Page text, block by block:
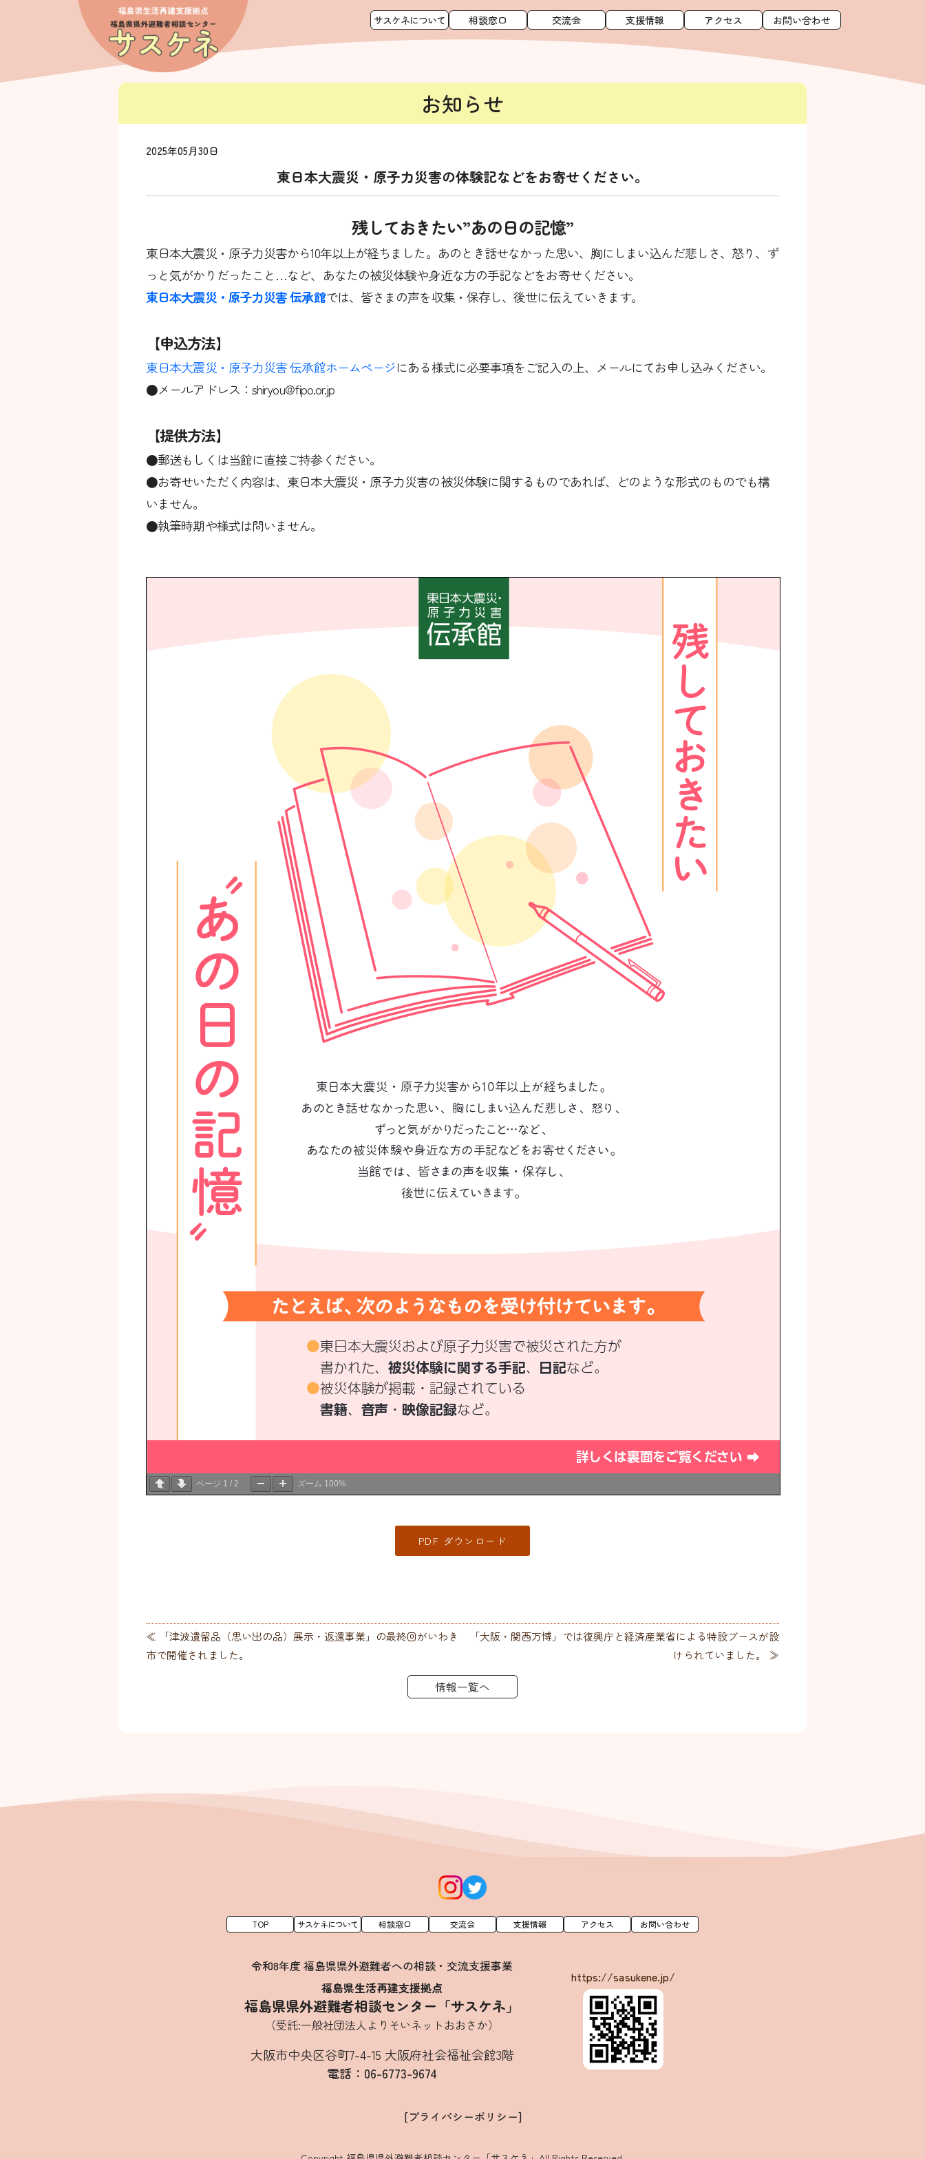
サスケネについて 相談窓口 交流会 支援情報 アクセス お問い合わせ
お知らせ
2025年05月30日
東日本大震災・原子力災害の体験記などをお寄せください。
残しておきたい”あの日の記憶”
東日本大震災・原子力災害から10年以上が経ちました。あのとき話せなかった思い、胸にしまい込んだ悲しさ、怒り、ず
っと気がかりだったこと…など、あなたの被災体験や身近な方の手記などをお寄せください。
東日本大震災・原子力災害 伝承館では、皆さまの声を収集・保存し、後世に伝えていきます。
【申込方法】
東日本大震災・原子力災害 伝承館ホームページにある様式に必要事項をご記入の上、メールにてお申し込みください。
●メールアドレス：shiryou@fipo.or.jp
【提供方法】
●郵送もしくは当館に直接ご持参ください。
●お寄せいただく内容は、東日本大震災・原子力災害の被災体験に関するものであれば、どのような形式のものでも構
いません。
●執筆時期や様式は問いません。
ページ 1 / 2 ズーム 100%
PDF ダウンロード
≪ 「津波遺留品（思い出の品）展示・返還事業」の最終回がいわき
市で開催されました。
「大阪・関西万博」では復興庁と経済産業省による特設ブースが設
けられていました。 ≫
情報一覧へ
TOP サスケネについて 相談窓口 交流会 支援情報 アクセス お問い合わせ
令和8年度 福島県県外避難者への相談・交流支援事業
福島県生活再建支援拠点
福島県県外避難者相談センター「サスケネ」
（受託:一般社団法人よりそいネットおおさか）
大阪市中央区谷町7-4-15 大阪府社会福祉会館3階
電話：06-6773-9674
https://sasukene.jp/
[プライバシーポリシー]